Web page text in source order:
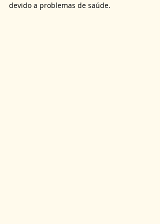
devido a problemas de saúde.